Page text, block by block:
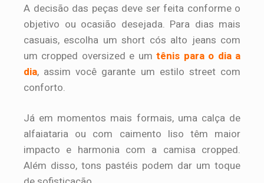
A decisão das peças deve ser feita conforme o
objetivo ou ocasião desejada. Para dias mais
casuais, escolha um short cós alto jeans com
um cropped oversized e um tênis para o dia a
dia, assim você garante um estilo street com
conforto.
Já em momentos mais formais, uma calça de
alfaiataria ou com caimento liso têm maior
impacto e harmonia com a camisa cropped.
Além disso, tons pastéis podem dar um toque